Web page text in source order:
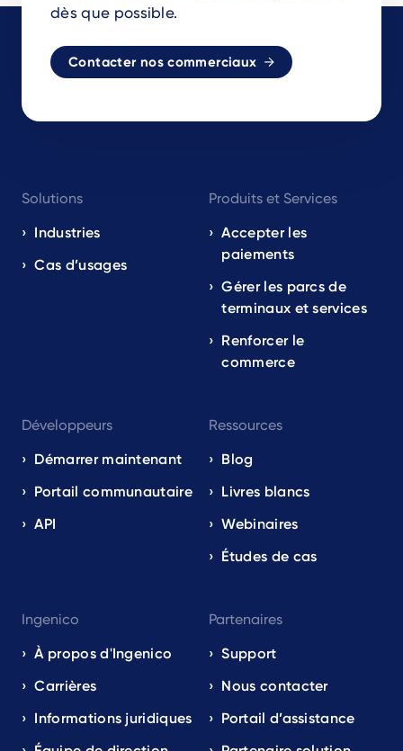
dès que possible.
Contacter nos commerciaux
navigation
EN
Solutions
Industries
Cas d’usages
Produits et Services
Accepter les
paiements
Gérer les parcs de
terminaux et services
Renforcer le
commerce
Développeurs
Démarrer maintenant
Portail communautaire
API
Ressources
Blog
Livres blancs
Webinaires
Études de cas
Ingenico
À propos d'Ingenico
Carrières
Informations juridiques
Partenaires
Support
Nous contacter
Portail d’assistance